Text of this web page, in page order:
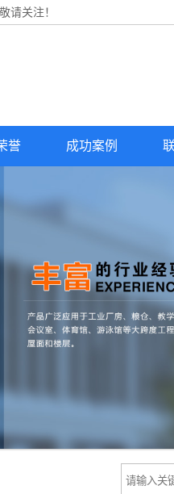
请关注！
誉 成功案例